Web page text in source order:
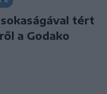
tért
a Godako